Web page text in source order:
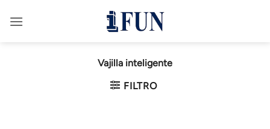
Vajilla inteligente
FILTRO